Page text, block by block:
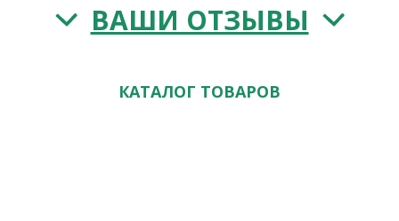
ВАШИ ОТЗЫВЫ
КАТАЛОГ ТОВАРОВ